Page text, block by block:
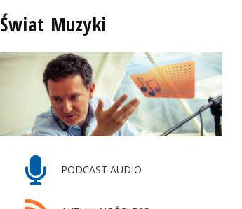
Świat Muzyki
PODCAST AUDIO